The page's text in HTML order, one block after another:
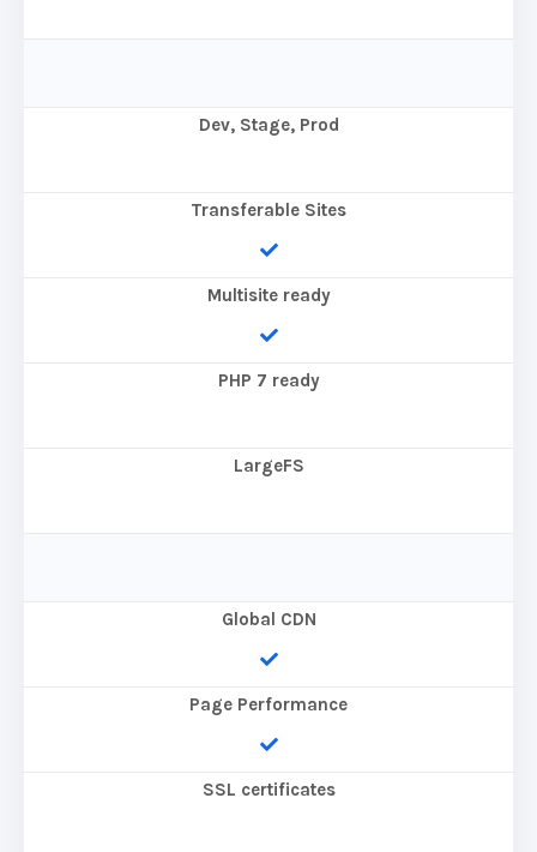
Dev, Stage, Prod
Transferable Sites
Multisite ready
PHP 7 ready
LargeFS
Global CDN
Page Performance
SSL certificates